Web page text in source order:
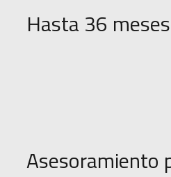
Hasta 36
Asesoramiento